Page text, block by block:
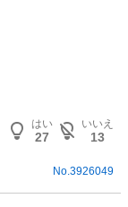
はい
27
いいえ
13
No.3926049